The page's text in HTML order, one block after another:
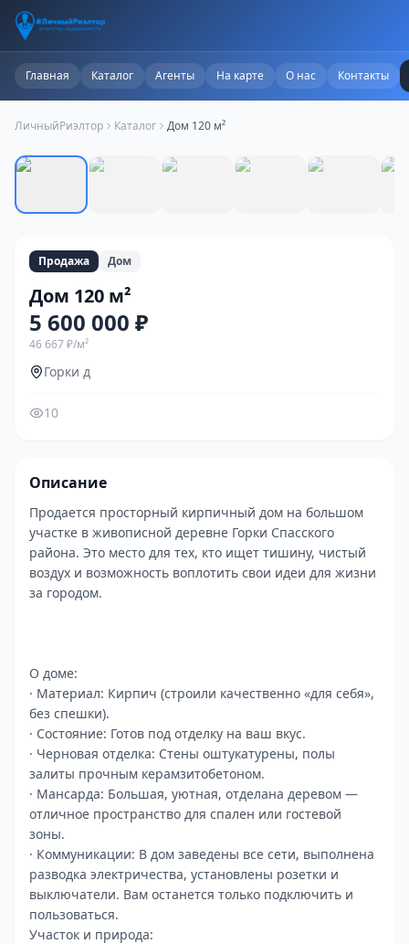
Главная Каталог Агенты На карте О нас Контакты
ЛичныйРиэлтор Каталог Дом 120 м²
Продажа Дом
Дом 120 м²
5 600 000 ₽
46 667 ₽/м²
Горки д
10
Описание
Продается просторный кирпичный дом на большом
участке в живописной деревне Горки Спасского
района. Это место для тех, кто ищет тишину, чистый
воздух и возможность воплотить свои идеи для жизни
за городом.
О доме:
· Материал: Кирпич (строили качественно «для себя»,
без спешки).
· Состояние: Готов под отделку на ваш вкус.
· Черновая отделка: Стены оштукатурены, полы
залиты прочным керамзитобетоном.
· Мансарда: Большая, уютная, отделана деревом —
отличное пространство для спален или гостевой
зоны.
· Коммуникации: В дом заведены все сети, выполнена
разводка электричества, установлены розетки и
выключатели. Вам останется только подключить и
пользоваться.
Участок и природа: